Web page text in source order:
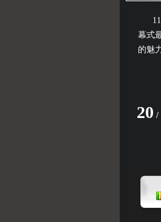
幕式
的魅
20 /